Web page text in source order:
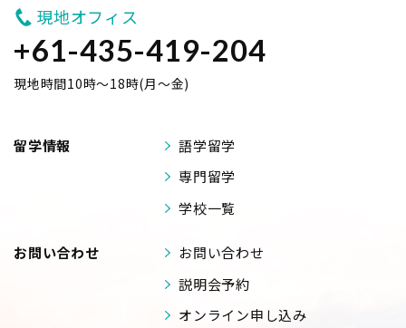
現地オフィス
+61-435-419-204
現地時間10時～18時(月～金)
留学情報
語学留学
専門留学
学校一覧
お問い合わせ
お問い合わせ
説明会予約
オンライン申し込み